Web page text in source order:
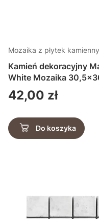
Mozaika z płytek
Kamień dekoracyjny
White Mozaika
Cena
42,00 zł
Do koszyka